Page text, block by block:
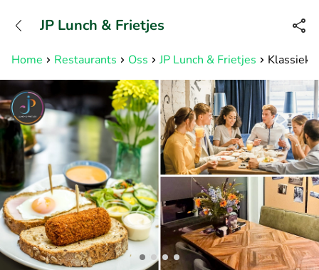
Bereikbaar tot 23:00 uur
Home Restaurants Oss JP Lunch & Frietjes Klassiek
JP Lunch & Frietjes